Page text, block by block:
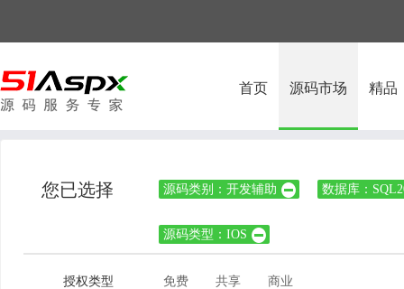
首页 源码市场 精品
您已选择 源码类别：开发辅助  数据库：
源码类型：IOS 
授权类型 免费 共享 商业